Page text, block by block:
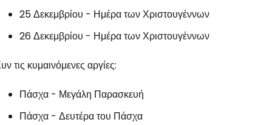
25 Δεκεμβρίου - Ημέρα των Χριστουγέννων
26 Δεκεμβρίου - Ημέρα των Χριστουγέννων
τις κυμαινόμενες αργίες:
Πάσχα - Μεγάλη Παρασκευή
Πάσχα - Δευτέρα του Πάσχα